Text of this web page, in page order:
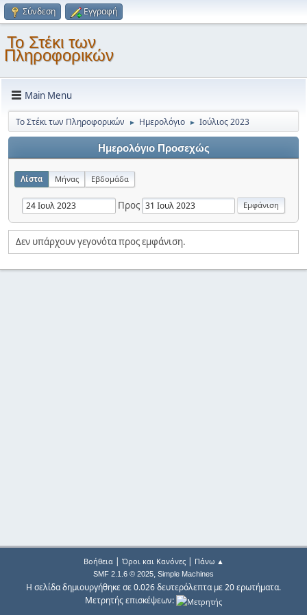
Σύνδεση Εγγραφή
Το Στέκι των
Πληροφορικών
Main Menu
Το Στέκι των Πληροφορικών ► Ημερολόγιο ► Ιούλιος 2023
Ημερολόγιο Προσεχώς
Λίστα Μήνας Εβδομάδα
Προς
Δεν υπάρχουν γεγονότα προς εμφάνιση.
Βοήθεια| Όροι και Κανόνες| Πάνω ▲
SMF 2.1.6 © 2025, Simple Machines
Η σελίδα δημιουργήθηκε σε 0.026 δευτερόλεπτα με 20 ερωτήματα.
Μετρητής επισκέψεων: